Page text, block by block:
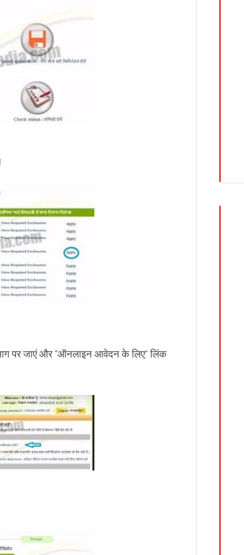
पर जाएं और “ऑनलाइन आवेदन के लिए” लिंक